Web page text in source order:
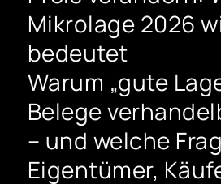
Mikrolage 2026
bedeutet
Warum „gute
Belege
– und welche
Eigentümer,